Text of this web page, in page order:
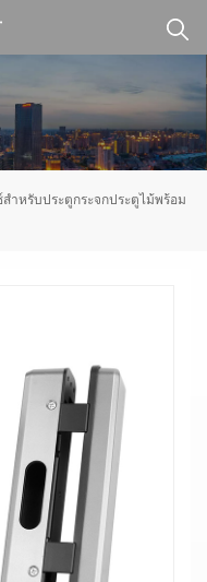
ำหรับประตูกระจกประตูไม้พร้อม